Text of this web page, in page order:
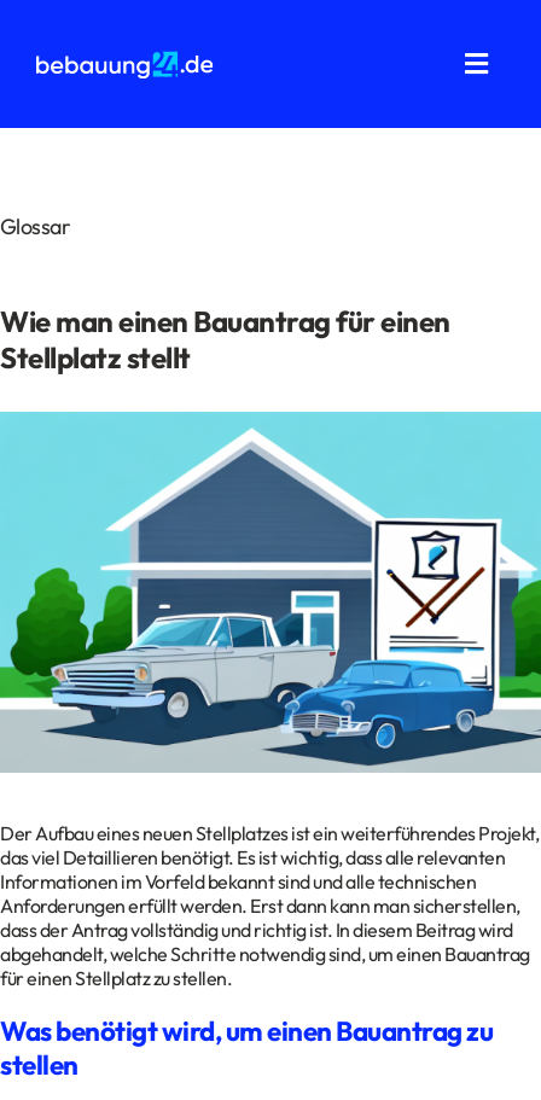
springen
Bauantrag
Über uns
Kontakt
Datenschutz
Impressum
Glossar
Glossar
Wie man einen Bauantrag für einen
Stellplatz stellt
Der Aufbau eines neuen Stellplatzes ist ein weiterführendes Projekt,
das viel Detaillieren benötigt. Es ist wichtig, dass alle relevanten
Informationen im Vorfeld bekannt sind und alle technischen
Anforderungen erfüllt werden. Erst dann kann man sicherstellen,
dass der Antrag vollständig und richtig ist. In diesem Beitrag wird
abgehandelt, welche Schritte notwendig sind, um einen Bauantrag
für einen Stellplatz zu stellen.
Was benötigt wird, um einen Bauantrag zu
stellen